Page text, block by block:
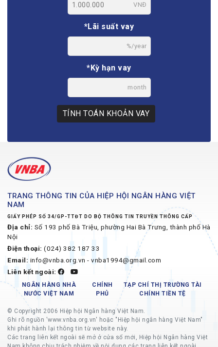
VNĐ
*Lãi suất vay
%/year
*Kỳ hạn vay
month
TÍNH TOÁN KHOẢN VAY
TRANG THÔNG TIN CỦA HIỆP HỘI NGÂN HÀNG VIỆT
NAM
GIẤY PHÉP SỐ 34/GP-TTĐT DO BỘ THÔNG TIN TRUYỀN THÔNG CẤP
Địa chỉ: Số 193 phố Bà Triệu, phường Hai Bà Trưng, thành phố Hà
Nội
Điện thoại: (024) 382 187 33
Email: info@vnba.org.vn - vnba1994@gmail.com
Liên kết ngoài:
NGÂN HÀNG NHÀ
NƯỚC VIỆT NAM
CHÍNH
PHỦ
TẠP CHÍ THỊ TRƯỜNG TÀI
CHÍNH TIỀN TỆ
© Copyright 2006 Hiệp hội Ngân hàng Việt Nam.
Ghi rõ nguồn 'www.vnba.org.vn' hoặc "Hiệp hội ngân hàng Việt Nam"
khi phát hành lại thông tin từ website này.
Các trang liên kết ngoài sẽ mở ở cửa sổ mới, Hiệp hội Ngân hàng Việt